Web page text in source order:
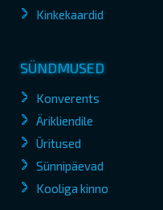
Kinkekaardid
SÜNDMUSED
Konverents
Ärikliendile
Üritused
Sünnipäevad
Kooliga kinno